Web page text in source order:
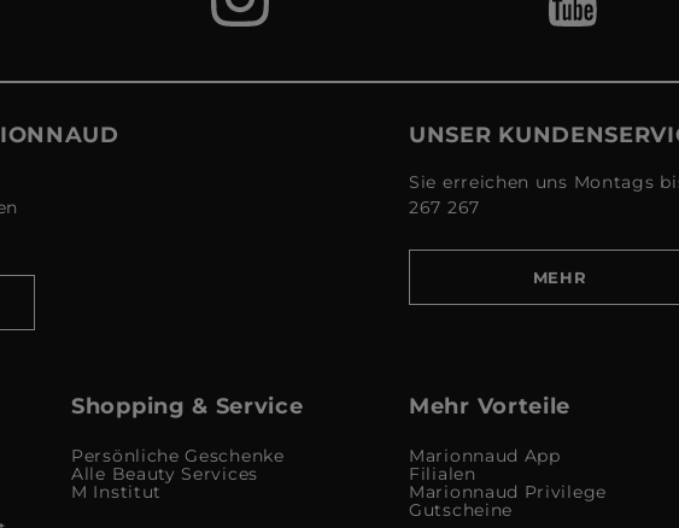
UNSER
Sie erreichen uns Montags
267 267
MEHR
Shopping & Service
Persönliche Geschenke
Alle Beauty Services
M Institut
Mehr Vorteile
Marionnaud App
Filialen
Marionnaud Privilege
Gutscheine